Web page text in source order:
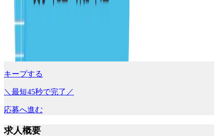
キープする
＼最短45秒で完了／
応募へ進む
求人概要